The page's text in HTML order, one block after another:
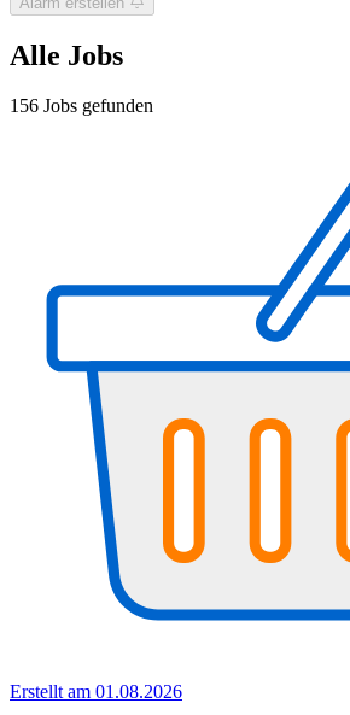
Alle Jobs
156 Jobs gefunden
Erstellt am 01.08.2026